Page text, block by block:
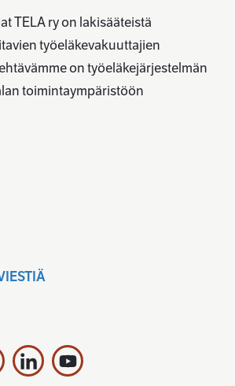
TELA ry on lakisääteistä
työeläkevakuuttajien
on työeläkejärjestelmän
toimintaympäristöön
TELA ry X:ssäTELA ry Bluesky:ssa
TELA ry
Työeläkevakuuttajat TELA ry
Työeläkevakuuttajat TELA ry